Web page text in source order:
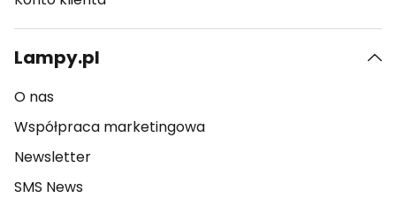
Lampy.pl
O nas
Współpraca marketingowa
Newsletter
SMS News